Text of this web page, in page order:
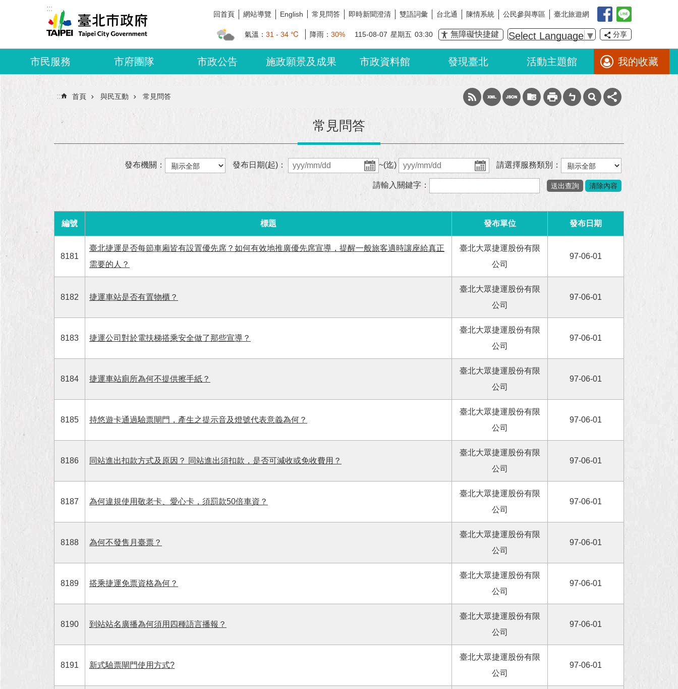
跳到主要內容區塊
:::
回首頁 網站導覽 English 常見問答 即時新聞澄清 雙語詞彙 台北通 陳情系統 公民參與專區 臺北旅遊網
氣溫： 31 - 34 ℃ 降雨： 30% 115-08-07 星期五 03:30 無障礙快捷鍵 Select Language ▼ 分享
市民服務 市府團隊 市政公告 施政願景及成果 市政資料館 發現臺北 活動主題館 我的收藏
::: 首頁 與民互動 常見問答
常見問答
發布機關： 發布日期(起)： ~(迄) 請選擇服務類別：
請輸入關鍵字：
編號 標題 發布單位 發布日期
8181
臺北捷運是否每節車廂皆有設置優先席？如何有效地推廣優先席宣導，提醒一般旅客適時讓座給真正
需要的人？
臺北大眾捷運股份有限
公司
97-06-01
8182 捷運車站是否有置物櫃？
臺北大眾捷運股份有限
公司
97-06-01
8183 捷運公司對於電扶梯搭乘安全做了那些宣導？
臺北大眾捷運股份有限
公司
97-06-01
8184 捷運車站廁所為何不提供擦手紙？
臺北大眾捷運股份有限
公司
97-06-01
8185 持悠遊卡通過驗票閘門，產生之提示音及燈號代表意義為何？
臺北大眾捷運股份有限
公司
97-06-01
8186 同站進出扣款方式及原因？ 同站進出須扣款，是否可減收或免收費用？
臺北大眾捷運股份有限
公司
97-06-01
8187 為何違規使用敬老卡、愛心卡，須罰款50倍車資？
臺北大眾捷運股份有限
公司
97-06-01
8188 為何不發售月臺票？
臺北大眾捷運股份有限
公司
97-06-01
8189 搭乘捷運免票資格為何？
臺北大眾捷運股份有限
公司
97-06-01
8190 到站站名廣播為何須用四種語言播報？
臺北大眾捷運股份有限
公司
97-06-01
8191 新式驗票閘門使用方式?
臺北大眾捷運股份有限
公司
97-06-01